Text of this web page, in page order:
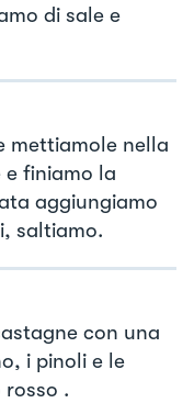
di sale e
mettiamole nella
e finiamo la
aggiungiamo
saltiamo.
con una
i pinoli e le
.